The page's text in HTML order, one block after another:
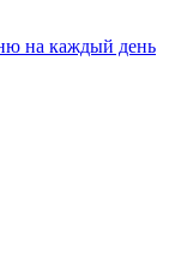
на каждый день